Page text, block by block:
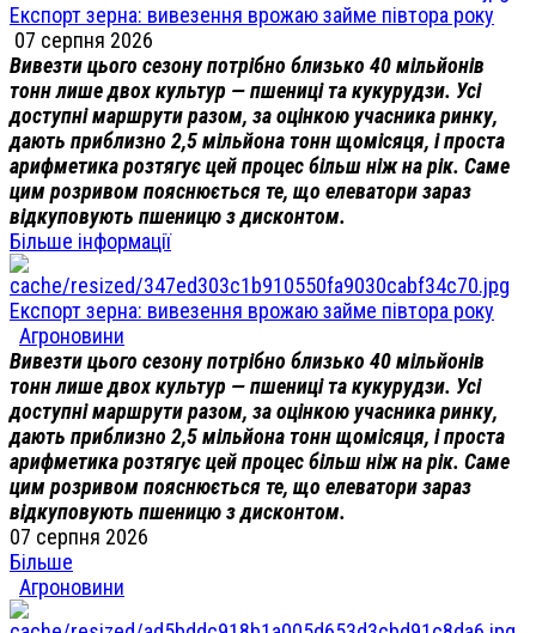
Експорт зерна: вивезення врожаю займе півтора року
07 серпня 2026
Вивезти цього сезону потрібно близько 40 мільйонів
тонн лише двох культур — пшениці та кукурудзи. Усі
доступні маршрути разом, за оцінкою учасника ринку,
дають приблизно 2,5 мільйона тонн щомісяця, і проста
арифметика розтягує цей процес більш ніж на рік. Саме
цим розривом пояснюється те, що елеватори зараз
відкуповують пшеницю з дисконтом.
Більше інформації
Експорт зерна: вивезення врожаю займе півтора року
Агроновини
Вивезти цього сезону потрібно близько 40 мільйонів
тонн лише двох культур — пшениці та кукурудзи. Усі
доступні маршрути разом, за оцінкою учасника ринку,
дають приблизно 2,5 мільйона тонн щомісяця, і проста
арифметика розтягує цей процес більш ніж на рік. Саме
цим розривом пояснюється те, що елеватори зараз
відкуповують пшеницю з дисконтом.
07 серпня 2026
Більше
Агроновини